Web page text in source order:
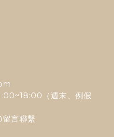
（週末、例假
留言聯繫